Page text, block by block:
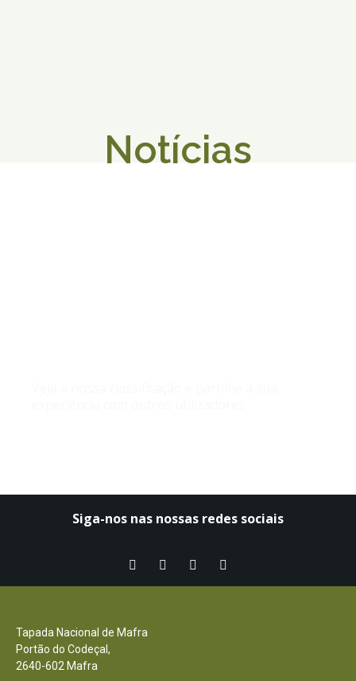
Notícias
Siga-nos nas nossas redes sociais​
Tapada Nacional de Mafra
Portão do Codeçal,
2640-602 Mafra